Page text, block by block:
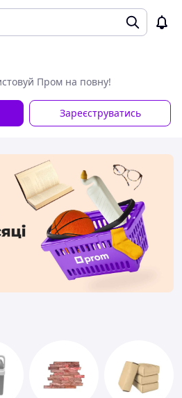
Пром на повну!
Зареєструватись